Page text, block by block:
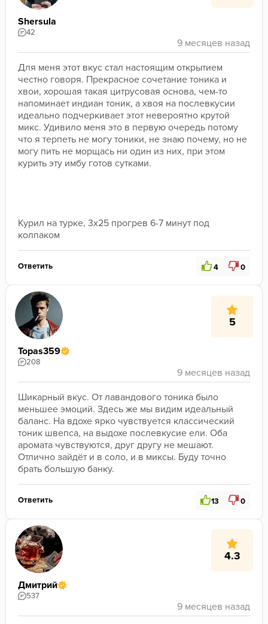
Shersula
42
Для меня этот вкус стал настоящим открытием
честно говоря. Прекрасное сочетание тоника и
хвои, хорошая такая цитрусовая основа, чем-то
напоминает индиан тоник, а хвоя на послевкусии
идеально подчеркивает этот невероятно крутой
микс. Удивило меня это в первую очередь потому
что я терпеть не могу тоники, не знаю почему, но не
могу пить не морщась ни один из них, при этом
курить эту имбу готов сутками.
Курил на турке, 3х25 прогрев 6-7 минут под
колпаком
Ответить 4 0
5
Topas359
208
Шикарный вкус. От лавандового тоника было
меньшее эмоций. Здесь же мы видим идеальный
баланс. На вдохе ярко чувствуется классический
тоник швепса, на выдохе послевкусие ели. Оба
аромата чувствуются, друг другу не мешают.
Отлично зайдёт и в соло, и в миксы. Буду точно
брать большую банку.
Ответить 13 0
4.3
Дмитрий
537